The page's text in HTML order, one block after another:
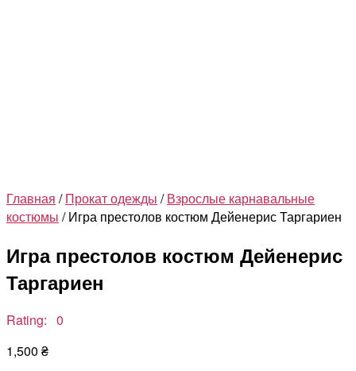
Главная /Прокат одежды /Взрослые карнавальные
костюмы / Игра престолов костюм Дейенерис Таргариен
Игра престолов костюм Дейенерис
Таргариен
Rating: 0
1,500 ₴